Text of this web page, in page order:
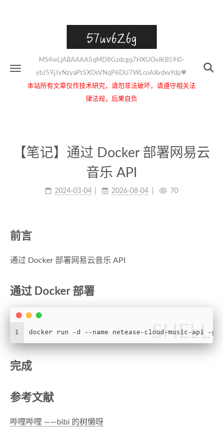
57uv6Z6g
MS4wLjABAAAA5qMD8Gzdcgq7HXUOviKB59i0-
ybJ59jJvNzyaPt5XOsVNqP6DU7WLcoAXvdxvYdp💗
本站所有文章仅作技术研究，请勿非法破坏，请遵守相关法
律法规，后果自负
【笔记】通过 Docker 部署网易云
音乐 API
2024-03-04 2026-08-04 70
前言
通过 Docker 部署网易云音乐 API
通过 Docker 部署
SHELL
1 docker run -d --name netease-cloud-music-api -p
完成
参考文献
哔哩哔哩 ——bibi 的树懒呀